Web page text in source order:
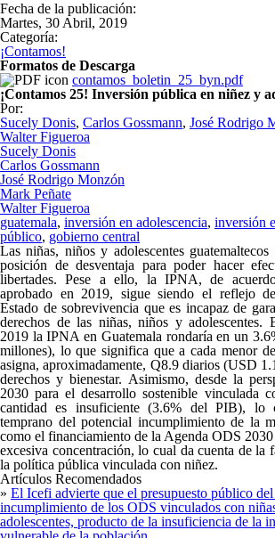
Fecha de la publicación:
Martes, 30 Abril, 2019
Categoría:
¡Contamos!
Formatos de Descarga
contamos_boletin_25_byn.pdf
¡Contamos 25! Inversión pública en niñez y
Por:
Sucely Donis, Carlos Gossmann, José Rodrigo
Walter Figueroa
Sucely Donis
Carlos Gossmann
José Rodrigo Monzón
Mark Peñate
Walter Figueroa
guatemala, inversión en adolescencia, inversión
público, gobierno central
Las niñas, niños y adolescentes
posición de desventaja para poder hacer
libertades. Pese a ello, la IPNA, de
aprobado en 2019, sigue siendo el reflejo
Estado de sobrevivencia que es incapaz de
derechos de las niñas, niños y adolescentes.
2019 la IPNA en Guatemala rondaría en un
millones), lo que significa que a cada menor
asigna, aproximadamente, Q8.9 diarios (USD
derechos y bienestar. Asimismo, desde la
2030 para el desarrollo sostenible vinculada
cantidad es insuficiente (3.6% del PIB),
temprano del potencial incumplimiento de la
como el financiamiento de la Agenda ODS 2030
excesiva concentración, lo cual da cuenta de la
la política pública vinculada con niñez.
Artículos Recomendados
» El Icefi advierte que el presupuesto público
incumplimiento de los ODS vinculados con
adolescentes, producto de la insuficiencia de la